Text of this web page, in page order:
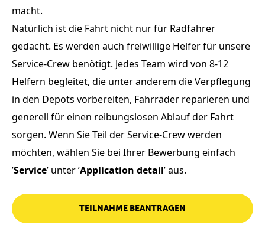
macht.
Natürlich ist die Fahrt nicht nur für Radfahrer
gedacht. Es werden auch freiwillige Helfer für unsere
Service-Crew benötigt. Jedes Team wird von 8-12
Helfern begleitet, die unter anderem die Verpflegung
in den Depots vorbereiten, Fahrräder reparieren und
generell für einen reibungslosen Ablauf der Fahrt
sorgen. Wenn Sie Teil der Service-Crew werden
möchten, wählen Sie bei Ihrer Bewerbung einfach
’Service’ unter ’Application detail’ aus.
TEILNAHME BEANTRAGEN